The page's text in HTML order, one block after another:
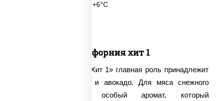
6 часов при t° от +2°C до +6°C
Калифорния хит 1
В ролле «Калифорния Хит 1» главная роль принадлежит
дуэту снежного краба и авокадо. Для мяса снежного
краба свойственен особый аромат, который